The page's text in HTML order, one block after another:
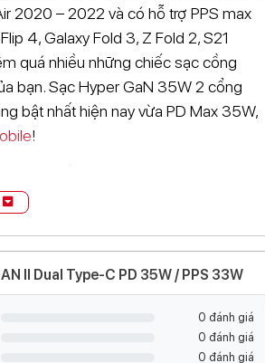
2020 – 2022 và có hỗ trợ PPS max
4, Galaxy Fold 3, Z Fold 2, S21
quá nhiều những chiếc sạc cồng
bạn. Sạc Hyper GaN 35W 2 cổng
bật nhất hiện nay vừa PD Max 35W,
!
đến bất cứ nơi đâu mà không lo
Hyper 20W trước đó nhờ vào công
sẽ tối ưu hóa tính di động cho thiết
tính năng an toàn bảo vệ chống
II Dual Type-C PD 35W / PPS 33W
0 đánh giá
0 đánh giá
0 đánh giá